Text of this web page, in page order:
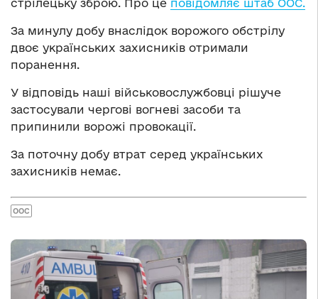
стрілецьку зброю. Про це повідомляє штаб ООС.
За минулу добу внаслідок ворожого обстрілу
двоє українських захисників отримали
поранення.
У відповідь наші військовослужбовці рішуче
застосували чергові вогневі засоби та
припинили ворожі провокації.
За поточну добу втрат серед українських
захисників немає.
ООС